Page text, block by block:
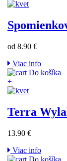
od 8.90 €
Viac info
Do košíka
+
Terra
13.90 €
Viac info
Do košíka